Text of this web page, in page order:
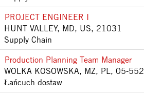
PROJECT ENGINEER I
HUNT VALLEY, MD, US, 21031
Supply Chain
Production Planning Team Manager
WOLKA KOSOWSKA, MZ, PL, 05-552
Łańcuch dostaw